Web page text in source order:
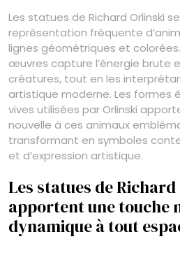
Les statues de Richard Orlinski
représentation fréquente
lignes géométriques et
œuvres capture l’énergie brute
créatures, tout en les
artistique moderne. Les formes
vives utilisées par Orlinski
nouvelle à ces animaux
transformant en symboles
et d’expression artistique.
Les statues de
apportent une touche
dynamique à tout